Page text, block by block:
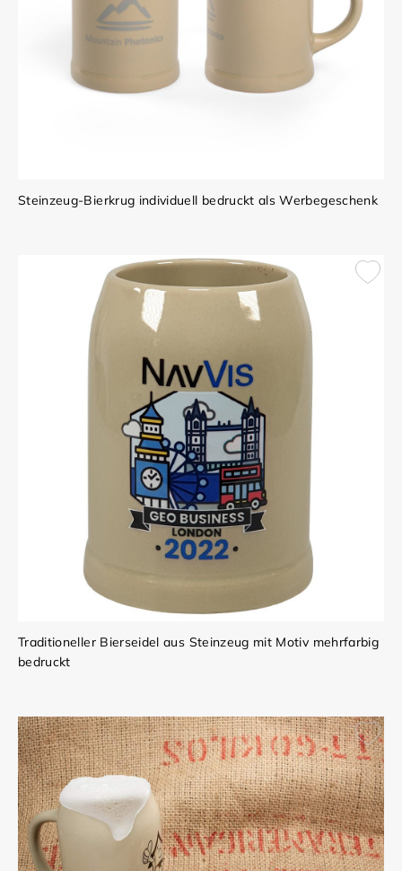
Steinzeug-Bierkrug individuell bedruckt als Werbegeschenk
Traditioneller Bierseidel aus Steinzeug mit Motiv mehrfarbig
bedruckt